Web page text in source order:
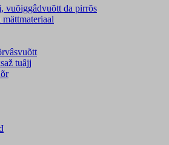
vuõiggâdvuõtt da pirrõs
tuâjj